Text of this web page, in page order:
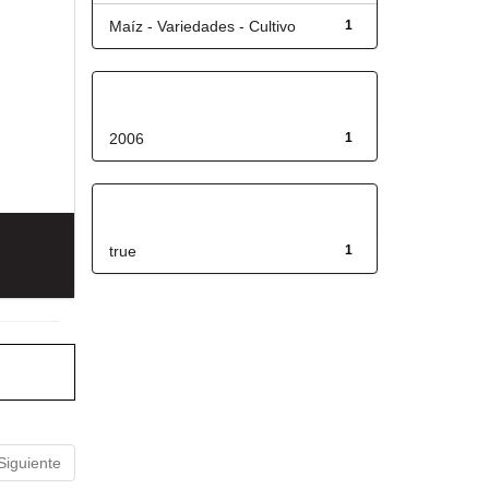
1
Maíz - Variedades - Cultivo
1
2006
1
true